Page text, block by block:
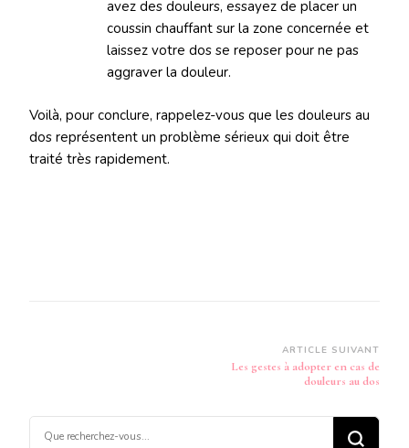
avez des douleurs, essayez de placer un
coussin chauffant sur la zone concernée et
laissez votre dos se reposer pour ne pas
aggraver la douleur.
Voilà, pour conclure, rappelez-vous que les douleurs au
dos représentent un problème sérieux qui doit être
traité très rapidement.
ARTICLE SUIVANT
Les gestes à adopter en cas de
douleurs au dos